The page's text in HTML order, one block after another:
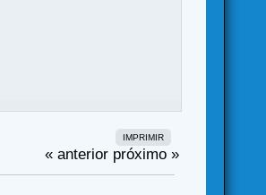
IMPRIMIR
« anterior próximo »